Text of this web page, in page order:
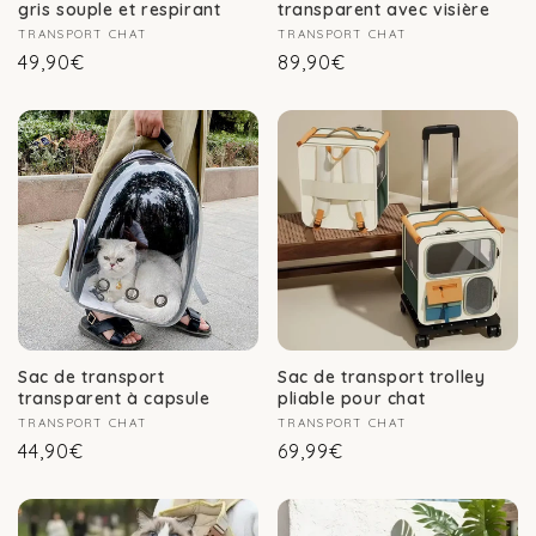
gris souple et respirant
Fournisseur :
TRANSPORT CHAT
Prix
49,90€
transparent avec visière
Fournisseur :
TRANSPORT CHAT
Prix
89,90€
Sac de transport
transparent à capsule
Fournisseur :
TRANSPORT CHAT
Prix
44,90€
Sac de transport trolley
pliable pour chat
Fournisseur :
TRANSPORT CHAT
Prix
69,99€